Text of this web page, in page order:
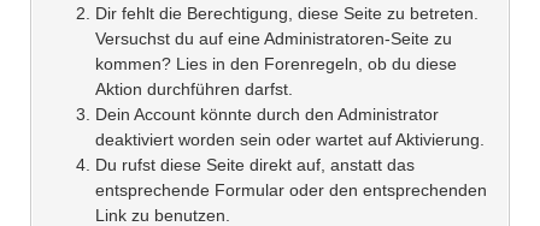
Dir fehlt die Berechtigung, diese Seite zu betreten.
Versuchst du auf eine Administratoren-Seite zu
kommen? Lies in den Forenregeln, ob du diese
Aktion durchführen darfst.
Dein Account könnte durch den Administrator
deaktiviert worden sein oder wartet auf Aktivierung.
Du rufst diese Seite direkt auf, anstatt das
entsprechende Formular oder den entsprechenden
Link zu benutzen.